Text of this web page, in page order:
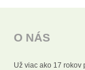
O NÁS
Už viac ako 17